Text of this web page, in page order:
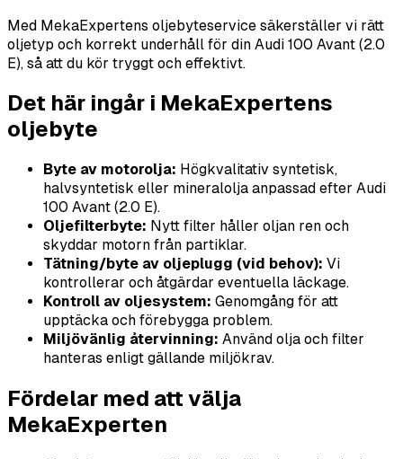
Med MekaExpertens oljebyteservice säkerställer vi rätt
oljetyp och korrekt underhåll för din Audi 100 Avant (2.0
E), så att du kör tryggt och effektivt.
Det här ingår i MekaExpertens
oljebyte
Byte av motorolja: Högkvalitativ syntetisk,
halvsyntetisk eller mineralolja anpassad efter Audi
100 Avant (2.0 E).
Oljefilterbyte: Nytt filter håller oljan ren och
skyddar motorn från partiklar.
Tätning/byte av oljeplugg (vid behov): Vi
kontrollerar och åtgärdar eventuella läckage.
Kontroll av oljesystem: Genomgång för att
upptäcka och förebygga problem.
Miljövänlig återvinning: Använd olja och filter
hanteras enligt gällande miljökrav.
Fördelar med att välja
MekaExperten